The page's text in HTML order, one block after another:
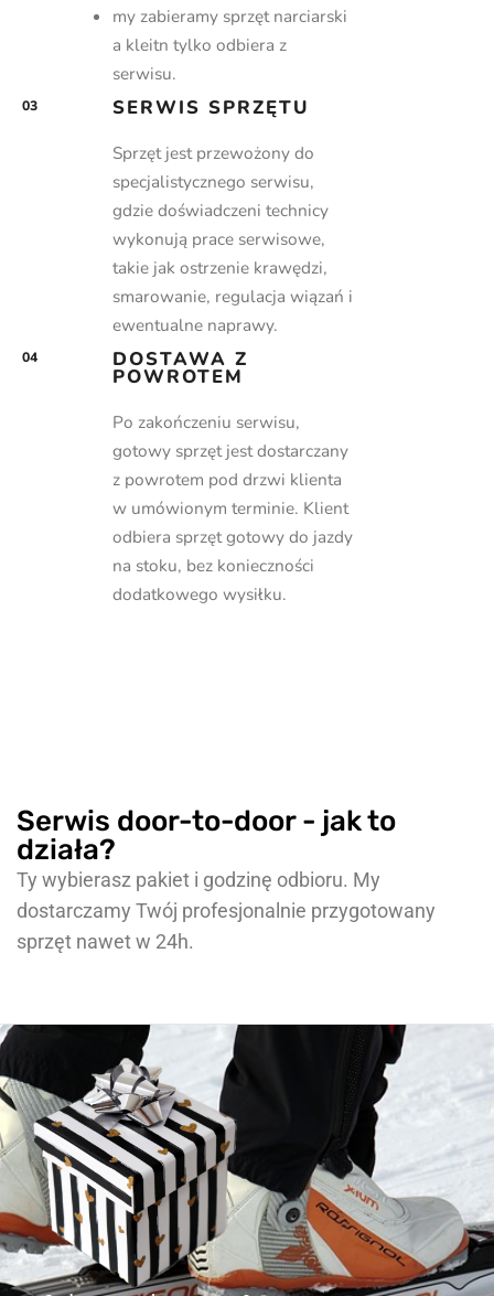
my zabieramy sprzęt narciarski
a kleitn tylko odbiera z
serwisu.
03 SERWIS SPRZĘTU
Sprzęt jest przewożony do
specjalistycznego serwisu,
gdzie doświadczeni technicy
wykonują prace serwisowe,
takie jak ostrzenie krawędzi,
smarowanie, regulacja wiązań i
ewentualne naprawy.
04 DOSTAWA Z
POWROTEM
Po zakończeniu serwisu,
gotowy sprzęt jest dostarczany
z powrotem pod drzwi klienta
w umówionym terminie. Klient
odbiera sprzęt gotowy do jazdy
na stoku, bez konieczności
dodatkowego wysiłku.
Serwis door-to-door - jak to
działa?
Ty wybierasz pakiet i godzinę odbioru. My
dostarczamy Twój profesjonalnie przygotowany
sprzęt nawet w 24h.